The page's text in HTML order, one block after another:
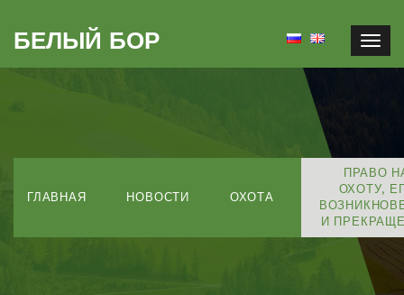
БЕЛЫЙ БОР
ГЛАВНАЯ НОВОСТИ ОХОТА
ПРАВО
ОХОТУ,
И